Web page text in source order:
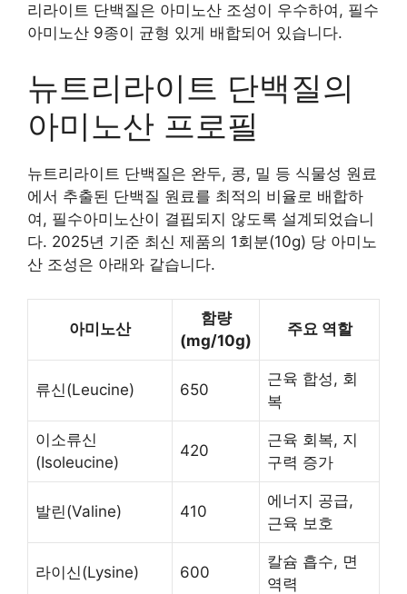
리라이트 단백질은 아미노산 조성이 우수하여, 필수
아미노산 9종이 균형 있게 배합되어 있습니다.
뉴트리라이트 단백질의
아미노산 프로필
뉴트리라이트 단백질은 완두, 콩, 밀 등 식물성 원료
에서 추출된 단백질 원료를 최적의 비율로 배합하
여, 필수아미노산이 결핍되지 않도록 설계되었습니
다. 2025년 기준 최신 제품의 1회분(10g) 당 아미노
산 조성은 아래와 같습니다.
아미노산
함량
(mg/10g)
주요 역할
류신(Leucine) 650
근육 합성, 회
복
이소류신
(Isoleucine)
420
근육 회복, 지
구력 증가
발린(Valine) 410
에너지 공급,
근육 보호
라이신(Lysine) 600
칼슘 흡수, 면
역력